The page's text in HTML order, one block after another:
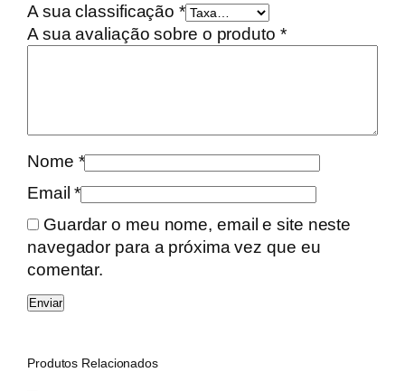
í
d
u
e
r
e
i
r
.
e
A sua classificação *
A sua avaliação sobre o produto *
Nome *
Email*
Guardar o meu nome, email e site neste
navegador para a próxima vez que eu
comentar.
Produtos Relacionados